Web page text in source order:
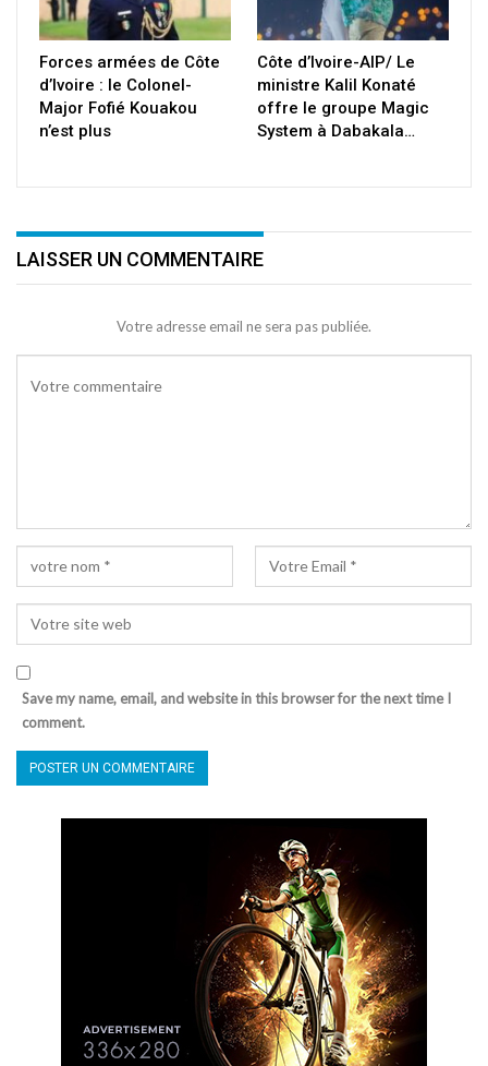
Forces armées de Côte
d’Ivoire : le Colonel-
Major Fofié Kouakou
n’est plus
Côte d’Ivoire-AIP/ Le
ministre Kalil Konaté
offre le groupe Magic
System à Dabakala…
LAISSER UN COMMENTAIRE
Votre adresse email ne sera pas publiée.
Save my name, email, and website in this browser for the next time I
comment.